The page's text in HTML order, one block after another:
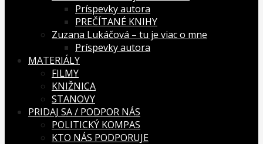
Príspevky autora
PREČÍTANÉ KNIHY
Zuzana Lukáčová – tu je viac o mne
Príspevky autora
MATERIÁLY
FILMY
KNIŽNICA
STANOVY
PRIDAJ SA / PODPOR NÁS
POLITICKÝ KOMPAS
KTO NÁS PODPORUJE